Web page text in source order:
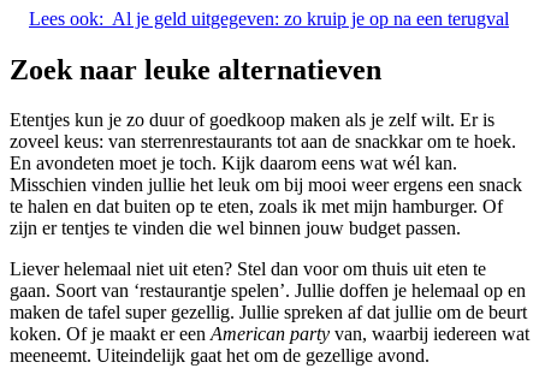
Lees ook: Al je geld uitgegeven: zo kruip je op na een terugval
Zoek naar leuke alternatieven
Etentjes kun je zo duur of goedkoop maken als je zelf wilt. Er is
zoveel keus: van sterrenrestaurants tot aan de snackkar om te hoek.
En avondeten moet je toch. Kijk daarom eens wat wél kan.
Misschien vinden jullie het leuk om bij mooi weer ergens een snack
te halen en dat buiten op te eten, zoals ik met mijn hamburger. Of
zijn er tentjes te vinden die wel binnen jouw budget passen.
Liever helemaal niet uit eten? Stel dan voor om thuis uit eten te
gaan. Soort van ‘restaurantje spelen’. Jullie doffen je helemaal op en
maken de tafel super gezellig. Jullie spreken af dat jullie om de beurt
koken. Of je maakt er eenAmerican party van, waarbij iedereen wat
meeneemt. Uiteindelijk gaat het om de gezellige avond.